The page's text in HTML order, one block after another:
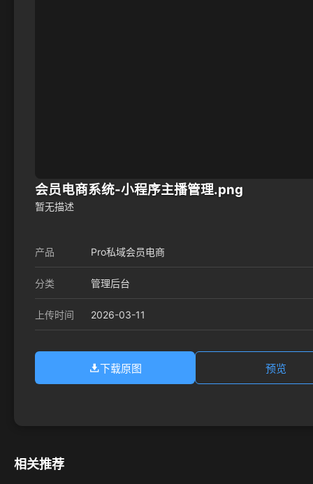
会员电商系统-小程序主播管理.png
暂无描述
产品 Pro私域会员电商
分类 管理后台
上传时间 2026-03-11
下载原图 预览
相关推荐